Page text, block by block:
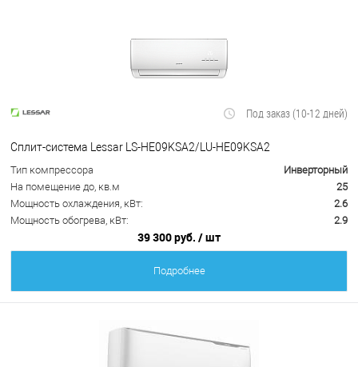
Под заказ (10-12 дней)
Сплит-система Lessar LS-HE09KSA2/LU-HE09KSA2
Тип компрессора
Инверторный
На помещение до, кв.м
25
Мощность охлаждения, кВт:
2.6
Мощность обогрева, кВт:
2.9
39 300 руб. / шт
Подробнее